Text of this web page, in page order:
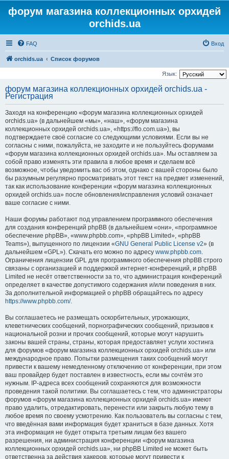
форум магазина коллекционных орхидей
orchids.ua
FAQ Вход
orchids.ua Список форумов
Язык:
форум магазина коллекционных орхидей orchids.ua -
Регистрация
Заходя на конференцию «форум магазина коллекционных орхидей
orchids.ua» (в дальнейшем «мы», «наш», «форум магазина
коллекционных орхидей orchids.ua», «https://flo.com.ua»), вы
подтверждаете своё согласие со следующими условиями. Если вы не
согласны с ними, пожалуйста, не заходите и не пользуйтесь форумами
«форум магазина коллекционных орхидей orchids.ua». Мы оставляем за
собой право изменять эти правила в любое время и сделаем всё
возможное, чтобы уведомить вас об этом, однако с вашей стороны было
бы разумным регулярно просматривать этот текст на предмет изменений,
так как использование конференции «форум магазина коллекционных
орхидей orchids.ua» после обновления/исправления условий означает
ваше согласие с ними.
Наши форумы работают под управлением программного обеспечения
для создания конференций phpBB (в дальнейшем «они», «программное
обеспечение phpBB», «www.phpbb.com», «phpBB Limited», «phpBB
Teams»), выпущенного по лицензии «GNU General Public License v2» (в
дальнейшем «GPL»). Скачать его можно по адресу www.phpbb.com.
Ограничения лицензии GPL для программного обеспечения phpBB строго
связаны с организацией и поддержкой интернет-конференций, и phpBB
Limited не несёт ответственности за то, что администрация конференций
определяет в качестве допустимого содержания и/или поведения в них.
За дополнительной информацией о phpBB обращайтесь по адресу
https://www.phpbb.com/.
Вы соглашаетесь не размещать оскорбительных, угрожающих,
клеветнических сообщений, порнографических сообщений, призывов к
национальной розни и прочих сообщений, которые могут нарушить
законы вашей страны, страны, которая предоставляет услуги хостинга
для форумов «форум магазина коллекционных орхидей orchids.ua» или
международное право. Попытки размещения таких сообщений могут
привести к вашему немедленному отключению от конференции, при этом
ваш провайдер будет поставлен в известность, если мы сочтём это
нужным. IP-адреса всех сообщений сохраняются для возможности
проведения такой политики. Вы соглашаетесь с тем, что администраторы
форумов «форум магазина коллекционных орхидей orchids.ua» имеют
право удалить, отредактировать, перенести или закрыть любую тему в
любое время по своему усмотрению. Как пользователь вы согласны с тем,
что введённая вами информация будет храниться в базе данных. Хотя
эта информация не будет открыта третьим лицам без вашего
разрешения, ни администрация конференции «форум магазина
коллекционных орхидей orchids.ua», ни phpBB Limited не может быть
ответственна за действия хакеров, которые могут привести к